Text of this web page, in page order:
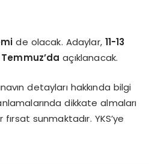
de olacak. Adaylar, 11-13
açıklanacak.
detayları hakkında bilgi
dikkate almaları
sunmaktadır. YKS’ye